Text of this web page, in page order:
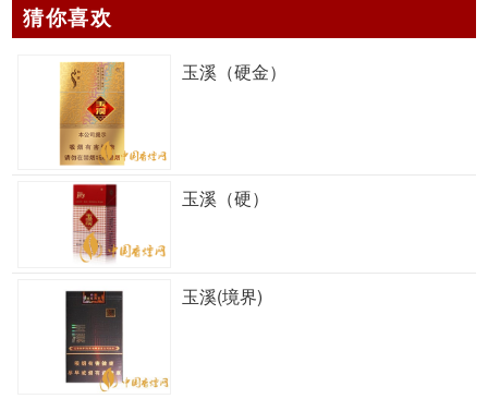
猜你喜欢
玉溪（硬金）
玉溪（硬）
玉溪(境界)